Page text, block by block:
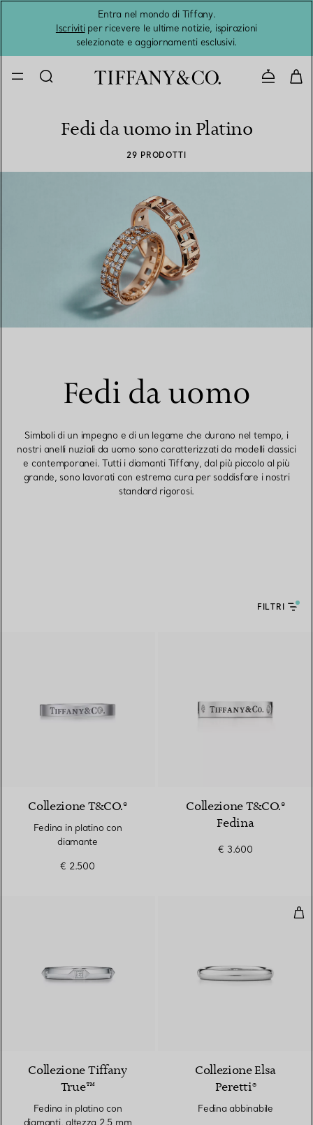
Entra nel mondo di Tiffany.
Iscrivitiper ricevere le ultime notizie, ispirazioni
selezionate e aggiornamenti esclusivi.
Fedi da uomo in Platino
29 PRODOTTI
Fedi da uomo
Simboli di un impegno e di un legame che durano nel tempo, i
nostri anelli nuziali da uomo sono caratterizzati da modelli classici
e contemporanei. Tutti i diamanti Tiffany, dal più piccolo al più
grande, sono lavorati con estrema cura per soddisfare i nostri
standard rigorosi.
FILTRI
Collezione T&CO.®
Fedina in platino con
diamante
€ 2.500
Collezione T&CO.®
Fedina
€ 3.600
Collezione Tiffany
True™
Fedina in platino con
diamanti, altezza 2,5 mm
Collezione Elsa
Peretti®
Fedina abbinabile